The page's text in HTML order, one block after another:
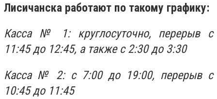
Лисичанска работают по такому графику:
Касса № 1: круглосуточно, перерыв с
11:45 до 12:45, а также с 2:30 до 3:30
Касса № 2: с 7:00 до 19:00, перерыв с
10:45 до 11:45